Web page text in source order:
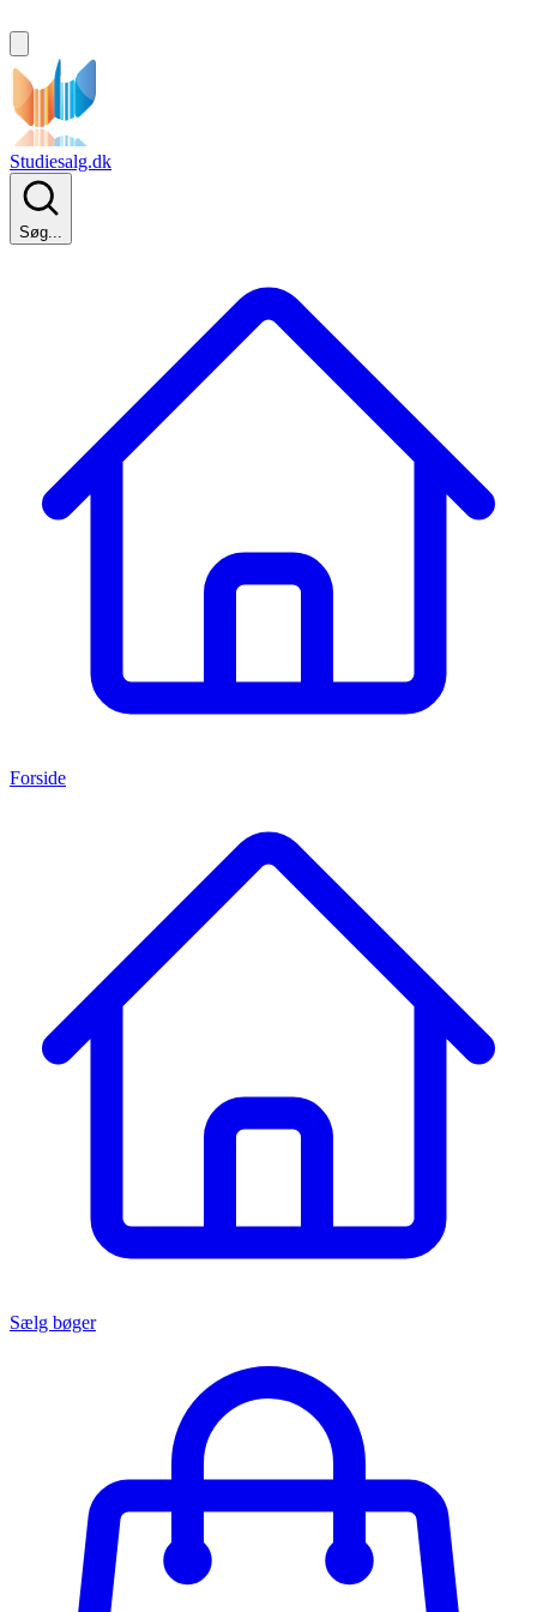
Studiesalg.dk
Søg...
Forside
Sælg bøger